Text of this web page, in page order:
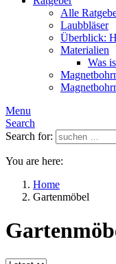
Alle
Laubbläser
Überblick:
Materialien
Was
Menu
Search
Search for:
You are here:
Home
Gartenmöbel